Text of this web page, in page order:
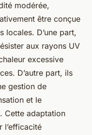
modérée,
être conçue
locales. D’une part,
aux rayons UV
excessive
D’autre part, ils
gestion de
et le
Cette adaptation
l’efficacité